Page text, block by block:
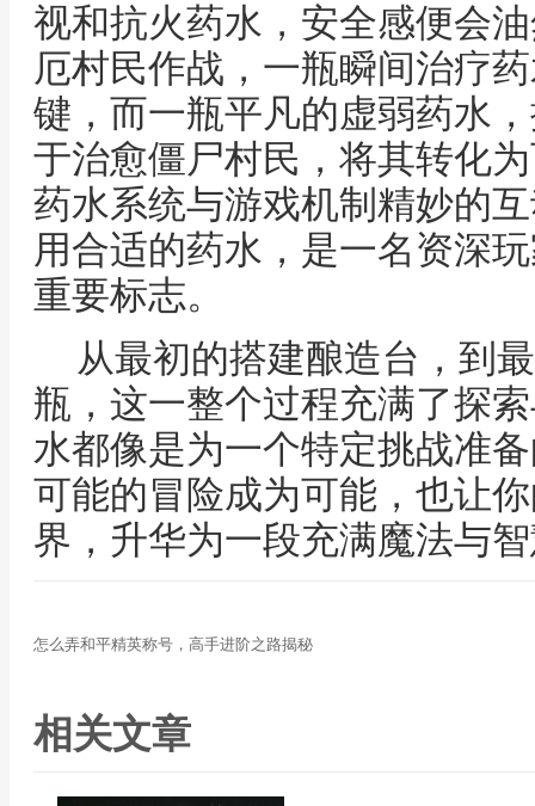
视和抗火药水，安全感便会
厄村民作战，一瓶瞬间治疗
键，而一瓶平凡的虚弱药水
于治愈僵尸村民，将其转化
药水系统与游戏机制精妙的
用合适的药水，是一名资深
重要标志。
从最初的搭建酿造台，到
瓶，这一整个过程充满了探
水都像是为一个特定挑战准
可能的冒险成为可能，也让
界，升华为一段充满魔法与
怎么弄和平精英称号，高手进阶之路揭秘
相关文章